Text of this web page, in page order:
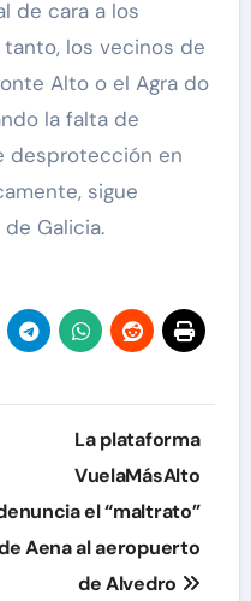
de cara a los
los vecinos de
Alto o el Agra do
la falta de
desprotección en
sigue
Galicia.
La plataforma
VuelaMásAlto
el “maltrato”
Aena al aeropuerto
de Alvedro